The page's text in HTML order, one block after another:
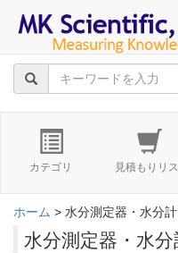
カテゴリ 見積もりリ
ホーム > 水分測定器・水分計
水分測定器・水分